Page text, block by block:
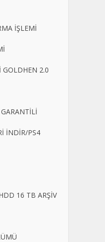
İŞLEMİ
GOLDHEN 2.0
İNDİR/PS4
16 TB ARŞİV